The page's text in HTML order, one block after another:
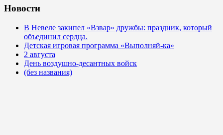
Новости
В Невеле закипел «Взвар» дружбы: праздник, который
объединил сердца.
Детская игровая программа «Выполняй-ка»
2 августа
День воздушно-десантных войск
(без названия)